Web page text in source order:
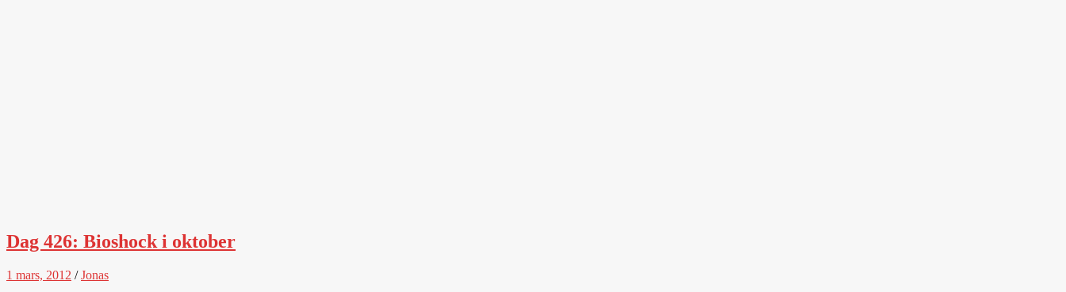
Dag 426: Bioshock i oktober
1 mars, 2012 /Jonas